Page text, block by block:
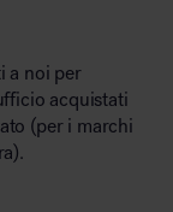
a noi per
acquistati
(per i marchi